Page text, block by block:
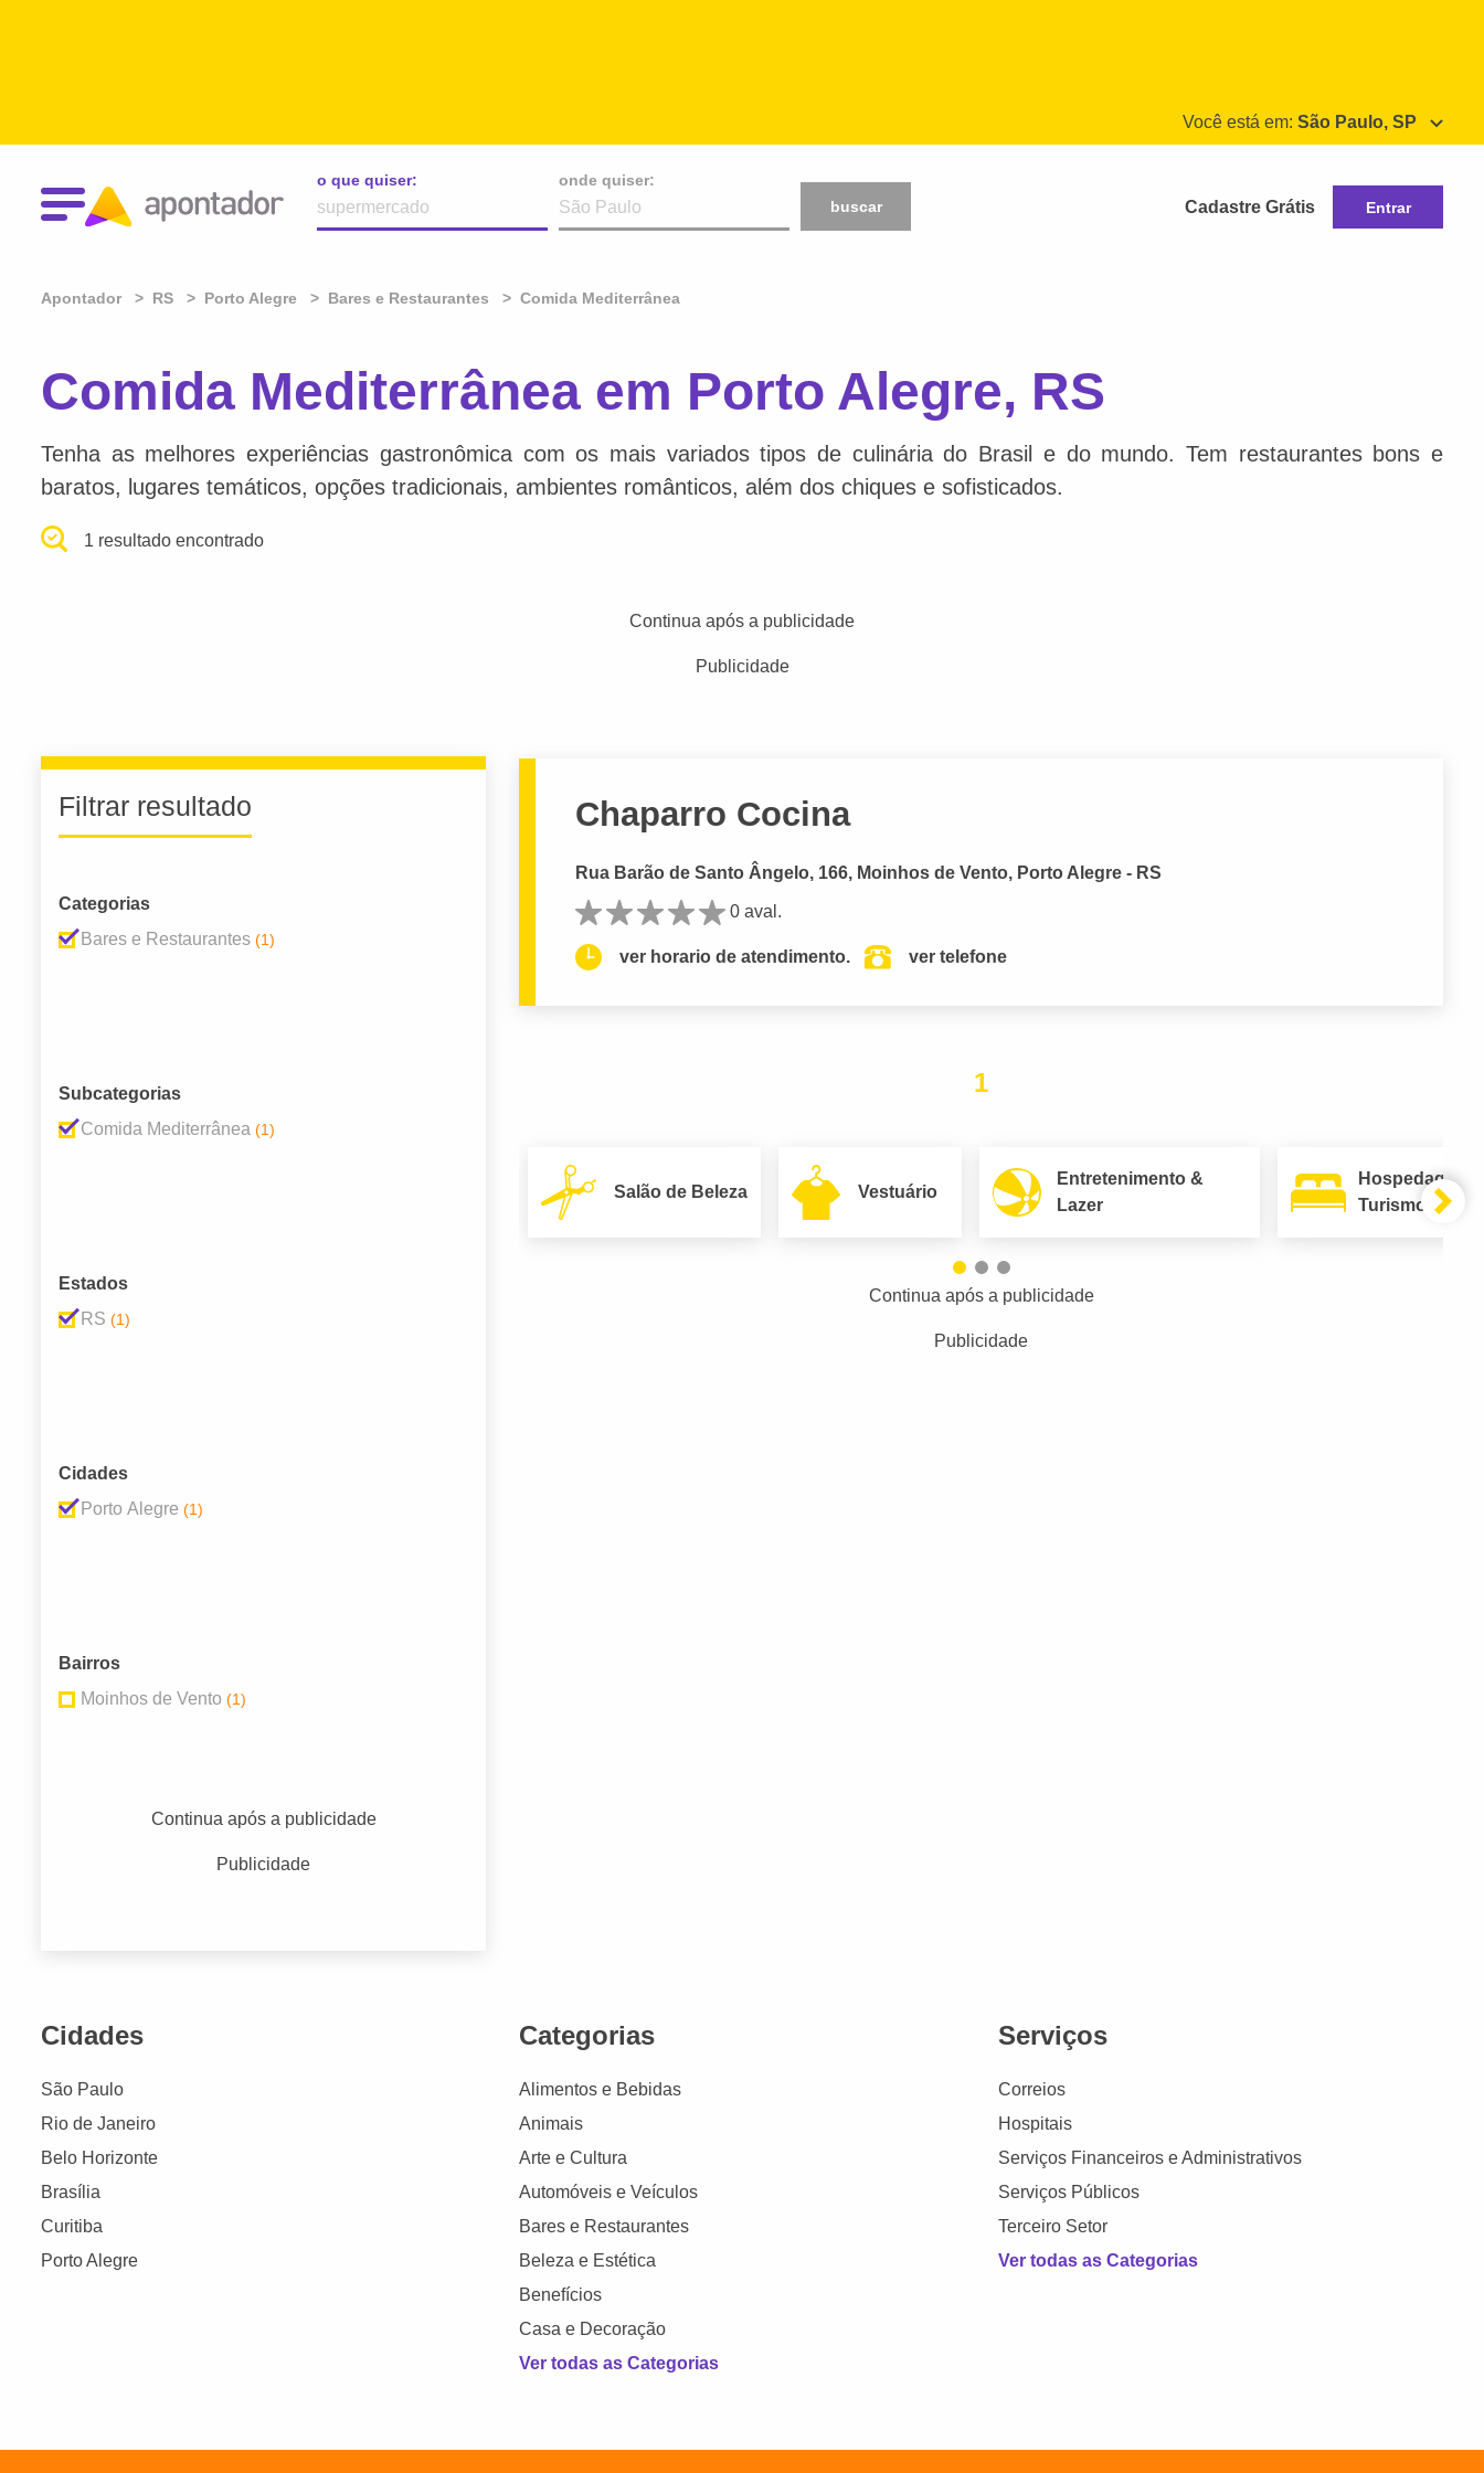
Você está em: São Paulo, SP
o que quiser:
onde quiser:
buscar
Cadastre Grátis Entrar
Apontador RS Porto Alegre Bares e Restaurantes Comida Mediterrânea
Comida Mediterrânea em Porto Alegre, RS
Tenha as melhores experiências gastronômica com os mais variados tipos de culinária do Brasil e do mundo. Tem restaurantes bons e
baratos, lugares temáticos, opções tradicionais, ambientes românticos, além dos chiques e sofisticados.
1 resultado encontrado
Continua após a publicidade
Publicidade
Filtrar resultado
Categorias
Bares e Restaurantes (1)
Subcategorias
Comida Mediterrânea (1)
Estados
RS (1)
Cidades
Porto Alegre (1)
Bairros
Moinhos de Vento (1)
Continua após a publicidade
Publicidade
Chaparro Cocina
Rua Barão de Santo Ângelo, 166, Moinhos de Vento, Porto Alegre - RS
0 aval.
ver horario de atendimento. ver telefone
1
Salão de Beleza Vestuário
Entretenimento &
Lazer
Hospedagem
Turismo
Continua após a publicidade
Publicidade
Cidades
São Paulo
Rio de Janeiro
Belo Horizonte
Brasília
Curitiba
Porto Alegre
Categorias
Alimentos e Bebidas
Animais
Arte e Cultura
Automóveis e Veículos
Bares e Restaurantes
Beleza e Estética
Benefícios
Casa e Decoração
Ver todas as Categorias
Serviços
Correios
Hospitais
Serviços Financeiros e Administrativos
Serviços Públicos
Terceiro Setor
Ver todas as Categorias